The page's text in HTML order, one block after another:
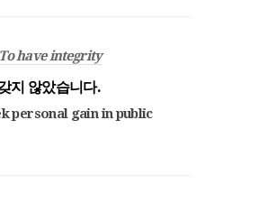
have integrity
지 않았습니다.
personal gain in public